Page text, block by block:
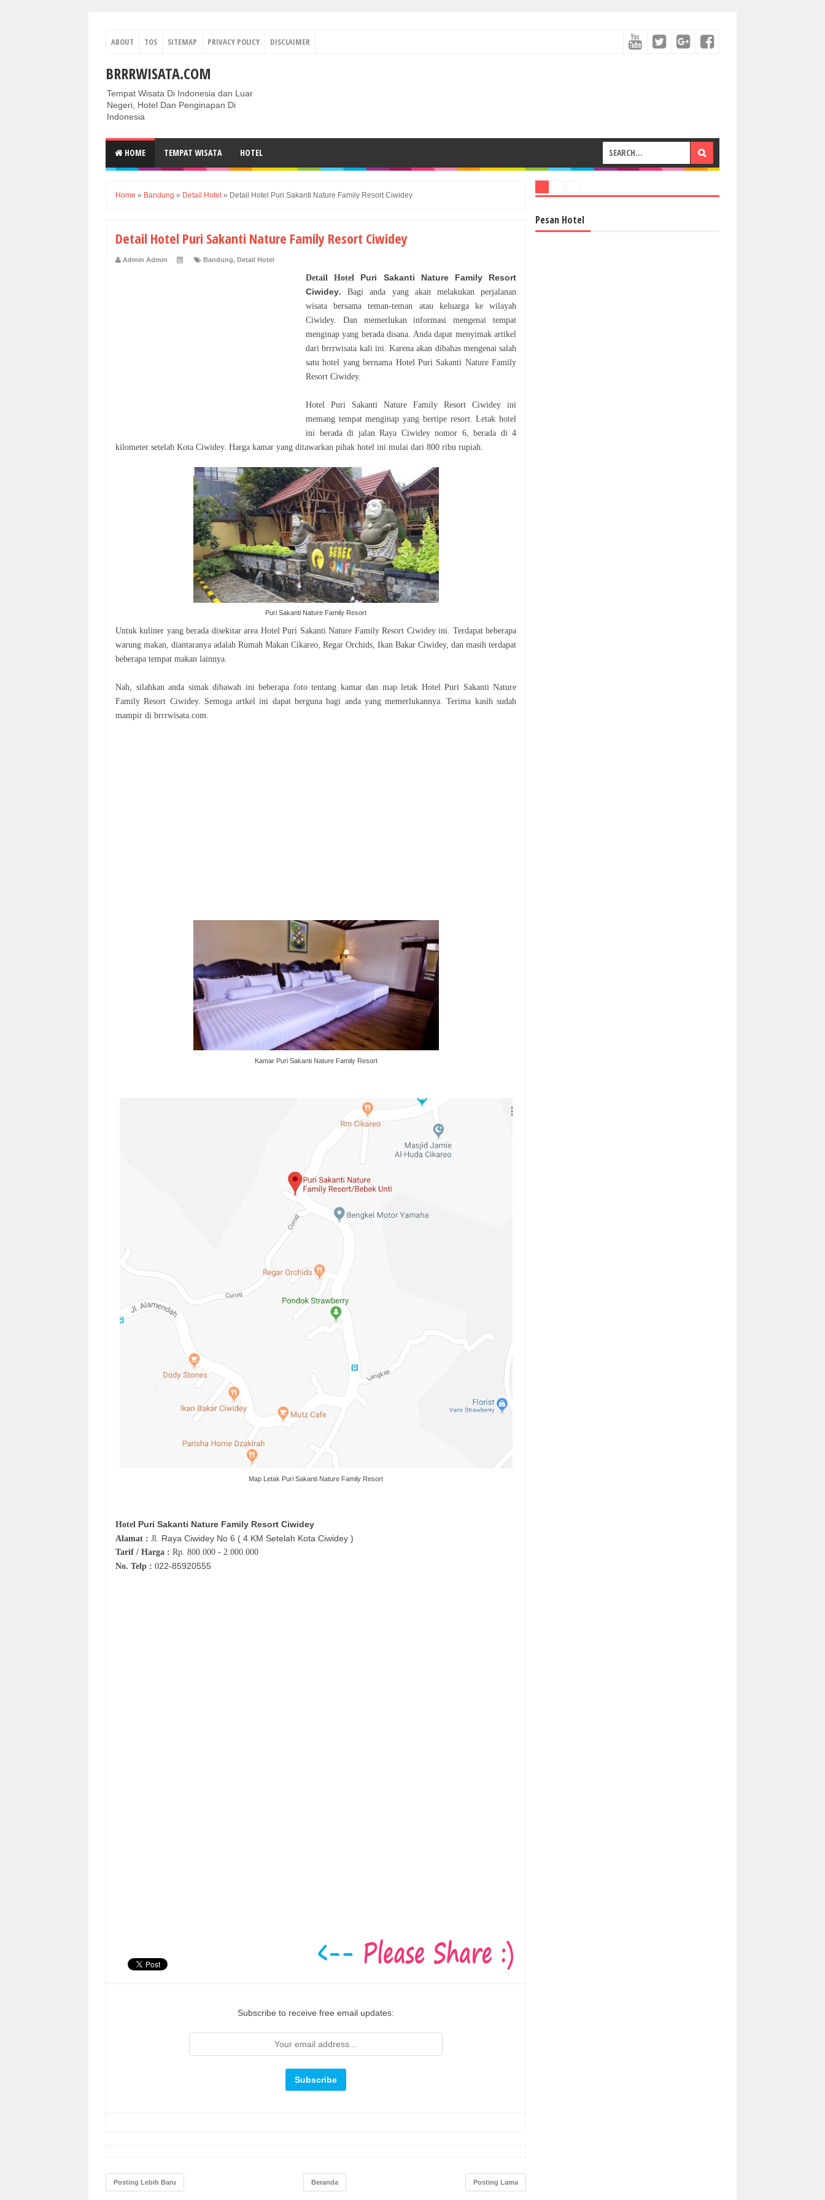
ABOUT TOS SITEMAP PRIVACY POLICY DISCLAIMER
BRRRWISATA.COM
Tempat Wisata Di Indonesia dan Luar
Negeri, Hotel Dan Penginapan Di
Indonesia
HOME TEMPAT WISATA HOTEL
Home » Bandung » Detail Hotel » Detail Hotel Puri Sakanti Nature Family Resort Ciwidey
Detail Hotel Puri Sakanti Nature Family Resort Ciwidey
Admin Admin Bandung, Detail Hotel
Detail Hotel Puri Sakanti Nature Family Resort
Ciwidey.Bagi anda yang akan melakukan perjalanan
wisata bersama teman-teman atau keluarga ke wilayah
Ciwidey. Dan memerlukan informasi mengenai tempat
menginap yang berada disana. Anda dapat menyimak artikel
dari brrrwisata kali ini. Karena akan dibahas mengenai salah
satu hotel yang bernama Hotel Puri Sakanti Nature Family
Resort Ciwidey.
Hotel Puri Sakanti Nature Family Resort Ciwidey ini
memang tempat menginap yang bertipe resort. Letak hotel
ini berada di jalan Raya Ciwidey nomor 6, berada di 4
kilometer setelah Kota Ciwidey. Harga kamar yang ditawarkan pihak hotel ini mulai dari 800 ribu rupiah.
Puri Sakanti Nature Family Resort
Untuk kuliner yang berada disekitar area Hotel Puri Sakanti Nature Family Resort Ciwidey ini. Terdapat beberapa
warung makan, diantaranya adalah Rumah Makan Cikareo, Regar Orchids, Ikan Bakar Ciwidey, dan masih terdapat
beberapa tempat makan lainnya.
Nah, silahkan anda simak dibawah ini beberapa foto tentang kamar dan map letak Hotel Puri Sakanti Nature
Family Resort Ciwidey. Semoga artkel ini dapat berguna bagi anda yang memerlukannya. Terima kasih sudah
mampir di brrrwisata.com.
Kamar Puri Sakanti Nature Family Resort
Map Letak Puri Sakanti Nature Family Resort
Hotel Puri Sakanti Nature Family Resort Ciwidey
Alamat : Jl. Raya Ciwidey No 6 ( 4 KM Setelah Kota Ciwidey )
Tarif / Harga : Rp. 800.000 - 2.000.000
No. Telp : 022-85920555
Subscribe to receive free email updates:
Posting Lebih Baru Posting Lama
Beranda
Pesan Hotel